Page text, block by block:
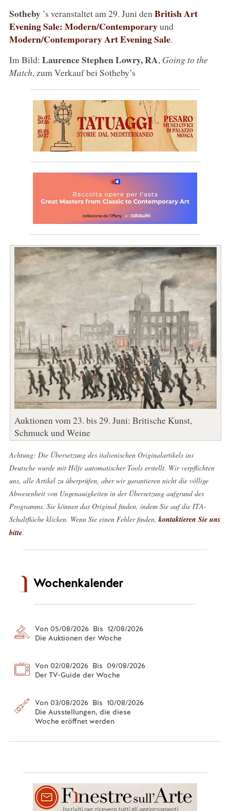
Sotheby’s veranstaltet am 29. Juni den British Art
Evening Sale:Modern/Contemporaryund
Modern/Contemporary Art Evening Sale.
Im Bild: Laurence Stephen Lowry, RA, Going to the
Match, zum Verkauf bei Sotheby’s
Auktionen vom 23. bis 29. Juni: Britische Kunst,
Schmuck und Weine
Achtung: Die Übersetzung des italienischen Originalartikels ins
Deutsche wurde mit Hilfe automatischer Tools erstellt. Wir verpflichten
uns, alle Artikel zu überprüfen, aber wir garantieren nicht die völlige
Abwesenheit von Ungenauigkeiten in der Übersetzung aufgrund des
Programms. Sie können das Original finden, indem Sie auf die ITA-
Schaltfläche klicken. Wenn Sie einen Fehler finden, kontaktieren Sie uns
bitte.
Wochenkalender
Von 05/08/2026 Bis 12/08/2026
Die Auktionen der Woche
Von 02/08/2026 Bis 09/08/2026
Der TV-Guide der Woche
Von 03/08/2026 Bis 10/08/2026
Die Ausstellungen, die diese
Woche eröffnet werden